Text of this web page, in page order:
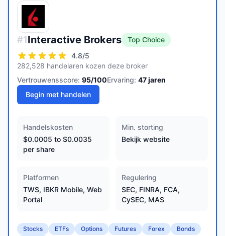
#1Interactive Brokers
Top Choice
4.8/5
282,528 handelaren kozen deze broker
Vertrouwensscore: 95/100Ervaring: 47jaren
Begin met handelen
Handelskosten
$0.0005 to $0.0035
per share
Min. storting
Bekijk website
Platformen
TWS, IBKR Mobile, Web
Portal
Regulering
SEC, FINRA, FCA,
CySEC, MAS
Stocks ETFs Options Futures Forex
Bonds